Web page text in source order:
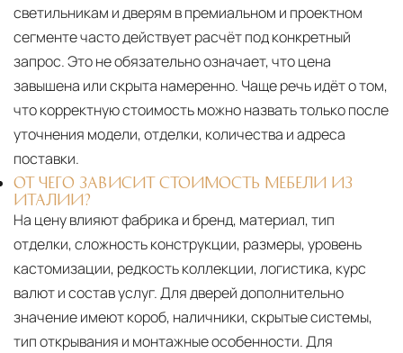
светильникам и дверям в премиальном и проектном
сегменте часто действует расчёт под конкретный
запрос. Это не обязательно означает, что цена
завышена или скрыта намеренно. Чаще речь идёт о том,
что корректную стоимость можно назвать только после
уточнения модели, отделки, количества и адреса
поставки.
ОТ ЧЕГО ЗАВИСИТ СТОИМОСТЬ МЕБЕЛИ ИЗ
ИТАЛИИ?
На цену влияют фабрика и бренд, материал, тип
отделки, сложность конструкции, размеры, уровень
кастомизации, редкость коллекции, логистика, курс
валют и состав услуг. Для дверей дополнительно
значение имеют короб, наличники, скрытые системы,
тип открывания и монтажные особенности. Для